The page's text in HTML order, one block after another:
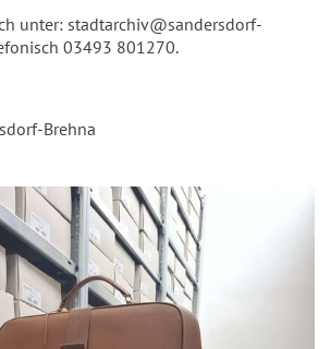
unter: stadtarchiv@sandersdorf-
03493 801270.
Brehna